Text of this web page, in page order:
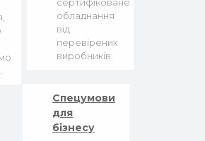
обладнання
від
перевірених
виробників.
Спецумови
для
бізнесу